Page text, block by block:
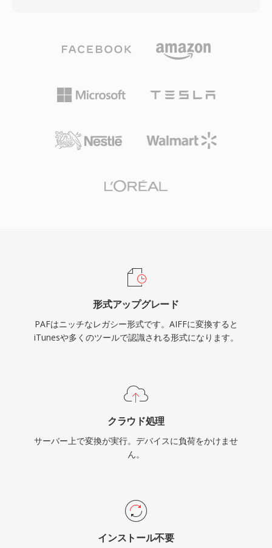
Technologyに買収された後、PARIS DAWは製造
中止となりましたが、PAFファイルはこの形式で
依然として重要です。SoXやlibsndfileがPAFファ
ティを保証しています。
ンジニアは、編集やマスタリングの全段階を通じ
め、AIFFを頻繁に使用します。重要な利点の一
つは、世代劣化がゼロであることです — MP3や
ません。もう一つの強みは、Logic Proや
ブの作業形式として機能します。コンテナは最大
て、AIFFは録音業界全体で信頼できる選択肢で
形式アップグレード
PAFはニッチなレガシー形式です。AIFFに変換すると
iTunesや多くのツールで認識される形式になります。
クラウド処理
サーバー上で変換が実行。デバイスに負荷をかけませ
ん。
インストール不要